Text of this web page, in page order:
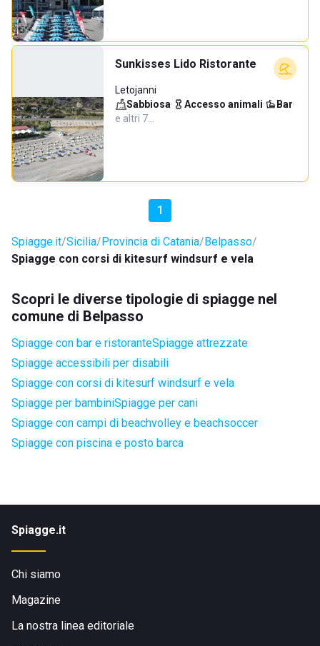
Sunkisses Lido Ristorante
Letojanni
Sabbiosa· Accesso animali· Bar·
e altri 7…
1
Spiagge.it Sicilia Provincia di Catania Belpasso
Spiagge con corsi di kitesurf windsurf e vela
Scopri le diverse tipologie di spiagge nel
comune di Belpasso
Spiagge con bar e ristoranteSpiagge attrezzate
Spiagge accessibili per disabili
Spiagge con corsi di kitesurf windsurf e vela
Spiagge per bambiniSpiagge per cani
Spiagge con campi di beachvolley e beachsoccer
Spiagge con piscina e posto barca
Spiagge.it
Chi siamo
Magazine
La nostra linea editoriale